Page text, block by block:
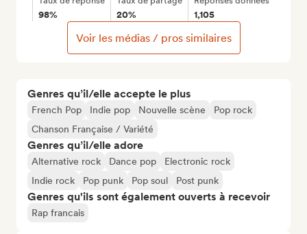
Genres qu’il/elle accepte le plus
French Pop Indie pop Nouvelle scène
Pop rock
Chanson Française / Variété
Genres qu’il/elle adore
Alternative rock Dance pop
Electronic rock
Indie rock
Pop punk Pop soul Post punk
Genres qu'ils sont également ouverts à recevoir
Rap francais
98% 20% 1,105
Voir les médias / pros similaires